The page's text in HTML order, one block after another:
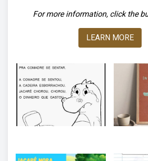
For more information, click the
LEARN MORE